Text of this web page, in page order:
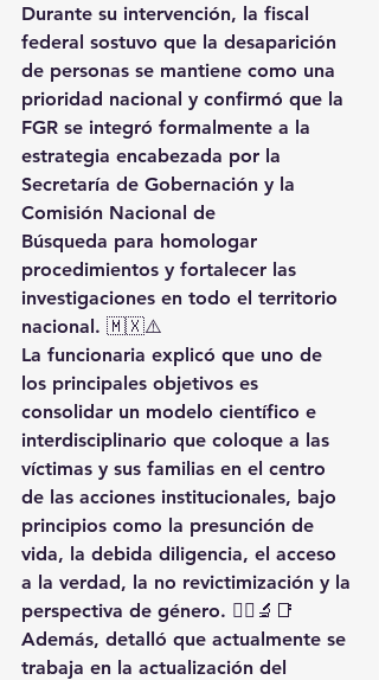
Durante su intervención, la fiscal
federal sostuvo que la desaparición
de personas se mantiene como una
prioridad nacional y confirmó que la
FGR se integró formalmente a la
estrategia encabezada por la
Secretaría de Gobernación y la
Comisión Nacional de
Búsqueda para homologar
procedimientos y fortalecer las
investigaciones en todo el territorio
nacional. 🇲🇽⚠️
La funcionaria explicó que uno de
los principales objetivos es
consolidar un modelo científico e
interdisciplinario que coloque a las
víctimas y sus familias en el centro
de las acciones institucionales, bajo
principios como la presunción de
vida, la debida diligencia, el acceso
a la verdad, la no revictimización y la
perspectiva de género. 👩‍⚖️🔬📑
Además, detalló que actualmente se
trabaja en la actualización del